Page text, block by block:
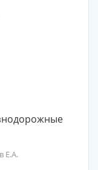
Е.А.